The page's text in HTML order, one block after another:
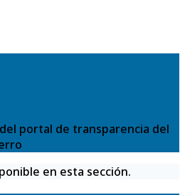
portal de transparencia del
en esta sección.